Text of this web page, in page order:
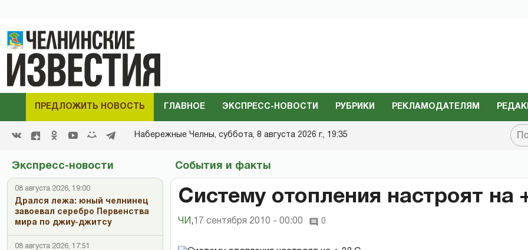
ПРЕДЛОЖИТЬ НОВОСТЬ ГЛАВНОЕ ЭКСПРЕСС-НОВОСТИ РУБРИКИ РЕКЛАМОДАТЕЛЯМ
Набережные Челны, суббота, 8 августа 2026 г., 19:35
Экспресс-новости
08 августа 2026, 19:00
Дрался лежа: юный челнинец
завоевал серебро Первенства
мира по джиу-джитсу
08 августа 2026, 17:51
События и факты
Систему отопления настроят на
ЧИ , 17 сентября 2010 - 00:00 0